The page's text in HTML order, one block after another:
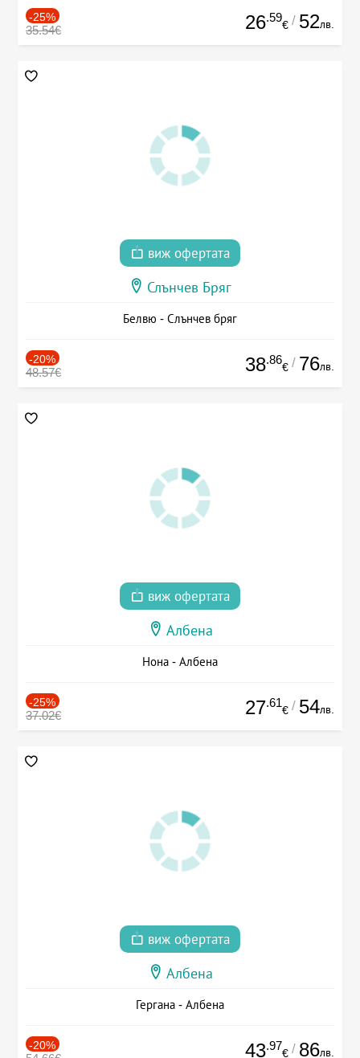
-25%
35.54€ 26.59
€ / 52лв.
виж офертата
Слънчев Бряг
Белвю - Слънчев бряг
-20%
48.57€ 38.86
€ / 76лв.
виж офертата
Албена
Нона - Албена
-25%
37.02€ 27.61
€ / 54лв.
виж офертата
Албена
Гергана - Албена
-20% 43.97
€ / 86лв.